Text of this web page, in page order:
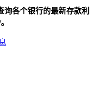
询各个银行的最新存款利